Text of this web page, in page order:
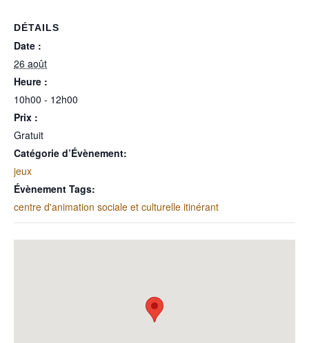
DÉTAILS
Date :
26 août
Heure :
10h00 - 12h00
Prix :
Gratuit
Catégorie d’Évènement:
jeux
Évènement Tags:
centre d'animation sociale et culturelle itinérant